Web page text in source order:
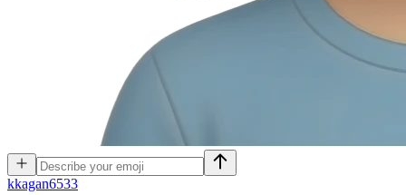
kkagan6533